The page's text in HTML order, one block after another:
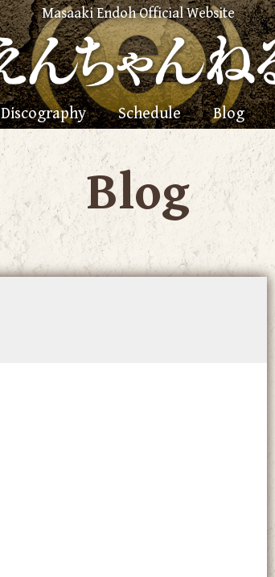
Masaaki Endoh Official Website
Discography Schedule Blog
Blog